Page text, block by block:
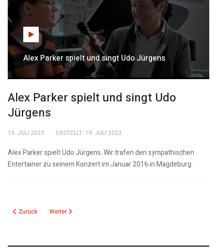
Alex Parker spielt und singt Udo Jürgens
Alex Parker spielt und singt Udo
Jürgens
19. JULI 2023 ERSTELLT: 19. JULI 2023
Alex Parker spielt Udo Jürgens. Wir trafen den sympathischen
Entertainer zu seinem Konzert im Januar 2016 in Magdeburg.
Vorheriger Beitrag: Erstes Gitarrenfestival Magdeburg – ein Höreindruck
Zurück Nächster Beitrag: Zweite Nacht der handgemachten Musik
Weiter